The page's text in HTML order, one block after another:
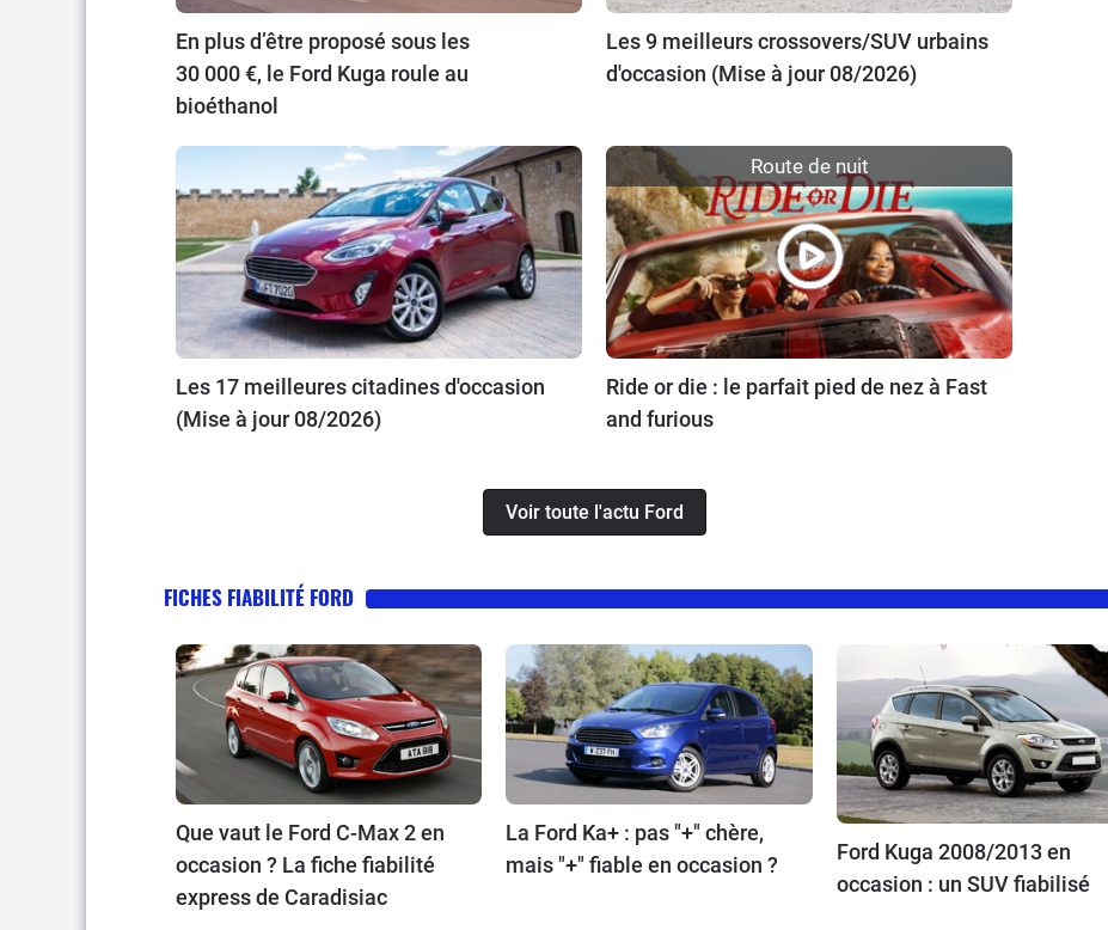
En plus d’être proposé sous les
30 000 €, le Ford Kuga roule au
bioéthanol
Les 9 meilleurs crossovers/SUV urbains
d'occasion (Mise à jour 08/2026)
Les 17 meilleures citadines d'occasion
(Mise à jour 08/2026)
Route de nuit
Ride or die : le parfait pied de nez à Fast
and furious
Voir toute l'actu Ford
FICHES FIABILITÉ FORD
Que vaut le Ford C-Max 2 en
occasion ? La fiche fiabilité
express de Caradisiac
La Ford Ka+ : pas "+" chère,
mais "+" fiable en occasion ?
Ford Kuga 2008/2013 en
occasion : un SUV fiabilisé